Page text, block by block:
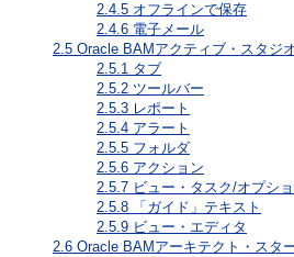
2.4.5 オフラインで保存
2.4.6 電子メール
2.5 Oracle BAMアクティブ・スタジ
2.5.1 タブ
2.5.2 ツールバー
2.5.3 レポート
2.5.4 アラート
2.5.5 フォルダ
2.5.6 アクション
2.5.7 ビュー・タスク/オプシ
2.5.8 「ガイド」テキスト
2.5.9 ビュー・エディタ
2.6 Oracle BAMアーキテクト・スタ